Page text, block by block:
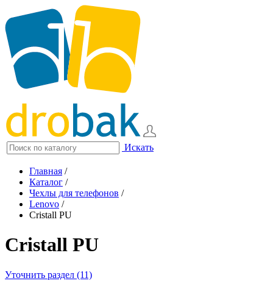
Искать
Главная /
Каталог /
Чехлы для телефонов /
Lenovo /
Cristall PU
Cristall PU
Уточнить раздел (11)